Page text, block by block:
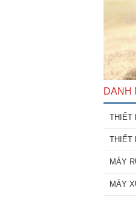
DANH
THIẾT
THIẾT
MÁY
MÁY